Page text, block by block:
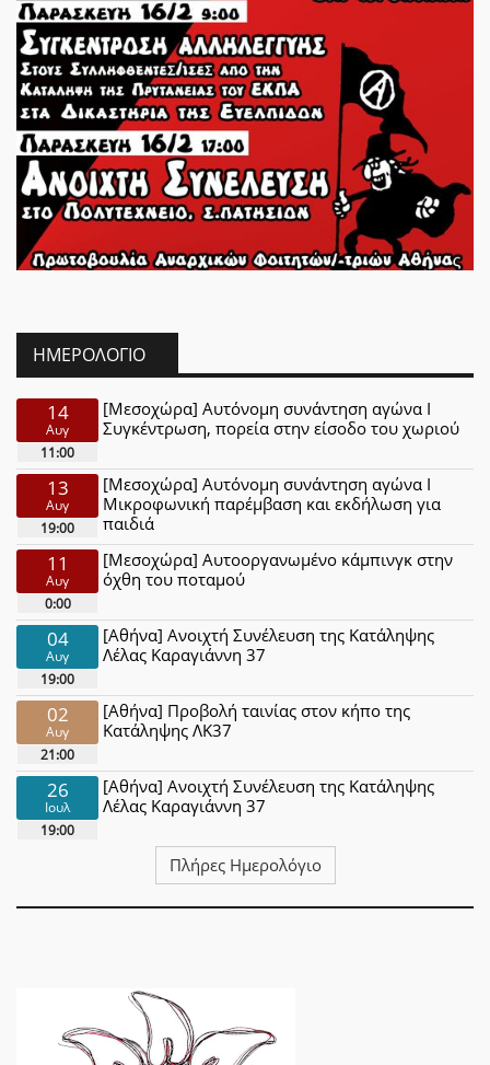
ΗΜΕΡΟΛΌΓΙΟ
14
Αυγ
11:00
[Μεσοχώρα] Αυτόνομη συνάντηση αγώνα Ι
Συγκέντρωση, πορεία στην είσοδο του χωριού
13
Αυγ
19:00
[Μεσοχώρα] Αυτόνομη συνάντηση αγώνα Ι
Μικροφωνική παρέμβαση και εκδήλωση για
παιδιά
11
Αυγ
0:00
[Μεσοχώρα] Αυτοοργανωμένο κάμπινγκ στην
όχθη του ποταμού
04
Αυγ
19:00
[Αθήνα] Ανοιχτή Συνέλευση της Κατάληψης
Λέλας Καραγιάννη 37
02
Αυγ
21:00
[Αθήνα] Προβολή ταινίας στον κήπο της
Κατάληψης ΛΚ37
26
Ιουλ
19:00
[Αθήνα] Ανοιχτή Συνέλευση της Κατάληψης
Λέλας Καραγιάννη 37
Πλήρες Ημερολόγιο